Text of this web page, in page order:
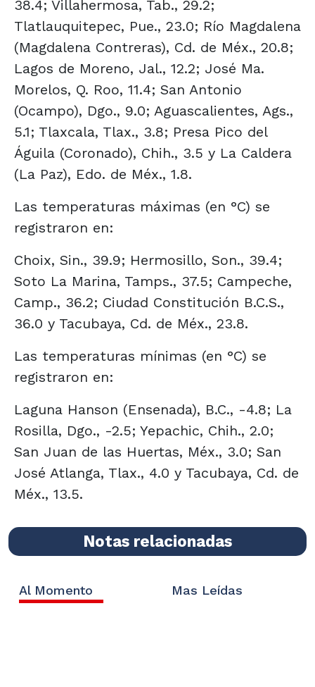
38.4; Villahermosa, Tab., 29.2;
Tlatlauquitepec, Pue., 23.0; Río Magdalena
(Magdalena Contreras), Cd. de Méx., 20.8;
Lagos de Moreno, Jal., 12.2; José Ma.
Morelos, Q. Roo, 11.4; San Antonio
(Ocampo), Dgo., 9.0; Aguascalientes, Ags.,
5.1; Tlaxcala, Tlax., 3.8; Presa Pico del
Águila (Coronado), Chih., 3.5 y La Caldera
(La Paz), Edo. de Méx., 1.8.
Las temperaturas máximas (en °C) se
registraron en:
Choix, Sin., 39.9; Hermosillo, Son., 39.4;
Soto La Marina, Tamps., 37.5; Campeche,
Camp., 36.2; Ciudad Constitución B.C.S.,
36.0 y Tacubaya, Cd. de Méx., 23.8.
Las temperaturas mínimas (en °C) se
registraron en:
Laguna Hanson (Ensenada), B.C., -4.8; La
Rosilla, Dgo., -2.5; Yepachic, Chih., 2.0;
San Juan de las Huertas, Méx., 3.0; San
José Atlanga, Tlax., 4.0 y Tacubaya, Cd. de
Méx., 13.5.
Notas relacionadas
Al Momento Mas Leídas